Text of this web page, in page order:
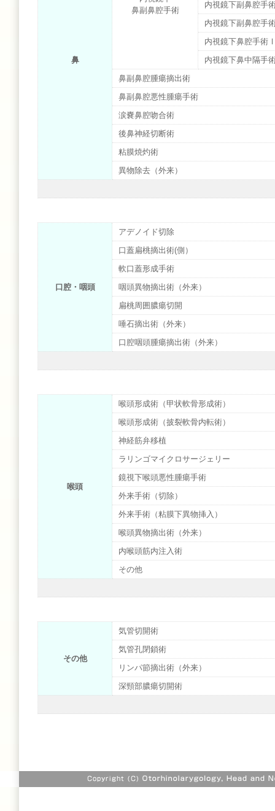
鼻
鼻副鼻腔手術
内視鏡下副鼻腔
内視鏡下副鼻腔
内視鏡下鼻腔手術
内視鏡下鼻中隔手
鼻副鼻腔腫瘍摘出術
鼻副鼻腔悪性腫瘍手術
涙嚢鼻腔吻合術
後鼻神経切断術
粘膜焼灼術
異物除去（外来）
口腔・咽頭
アデノイド切除
口蓋扁桃摘出術(側）
軟口蓋形成手術
咽頭異物摘出術（外来）
扁桃周囲膿瘍切開
唾石摘出術（外来）
口腔咽頭腫瘍摘出術（外来）
喉頭
喉頭形成術（甲状軟骨形成術）
喉頭形成術（披裂軟骨内転術）
神経筋弁移植
ラリンゴマイクロサージェリー
鏡視下喉頭悪性腫瘍手術
外来手術（切除）
外来手術（粘膜下異物挿入）
喉頭異物摘出術（外来）
内喉頭筋内注入術
その他
その他
気管切開術
気管孔閉鎖術
リンパ節摘出術（外来）
深頸部膿瘍切開術